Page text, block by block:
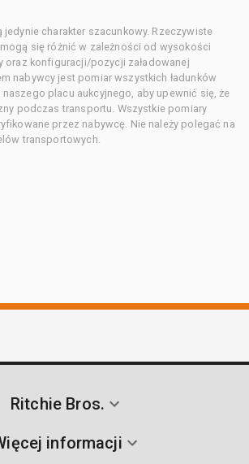
jedynie charakter szacunkowy. Rzeczywiste
mogą się różnić w zależności od wysokości
oraz konfiguracji/pozycji załadowanej
nabywcy jest pomiar wszystkich ładunków
placu aukcyjnego, aby upewnić się, że
podczas transportu. Wszystkie pomiary
przez nabywcę. Nie należy polegać na
transportowych.
Ritchie Bros.
informacji